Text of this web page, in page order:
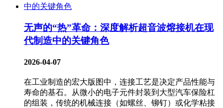
无声的“热”革命：深度解析超音波熔接机在现
代制造中的关键角色
2026-04-07
在工业制造的宏大版图中，连接工艺是决定产品性能与
寿命的基石。从微小的电子元件封装到大型汽车保险杠
的组装，传统的机械连接（如螺丝、铆钉）或化学粘接